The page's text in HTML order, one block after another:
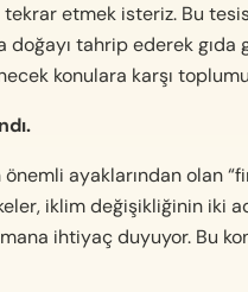
tekrar etmek isteriz. Bu
doğayı tahrip ederek
konulara karşı toplumu
ayaklarından olan
iklim değişikliğinin iki
ihtiyaç duyuyor. Bu